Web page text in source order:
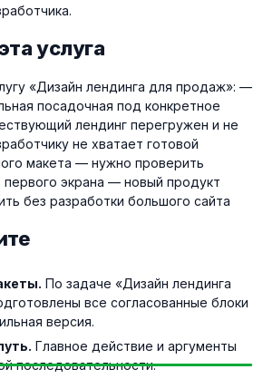
услуга
«Дизайн лендинга для продаж»: —
посадочная под конкретное
лендинг перегружен и не
не хватает готовой
макета — нужно проверить
первого экрана — новый продукт
без разработки большого сайта
По задаче «Дизайн лендинга
все согласованные блоки
версия.
Главное действие и аргументы
последовательности.